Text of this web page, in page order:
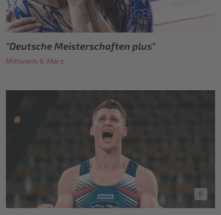
"Deutsche Meisterschaften plus"
Mittwoch, 8. März
©